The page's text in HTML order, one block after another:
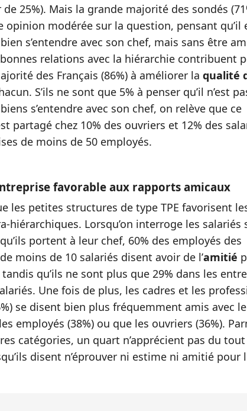
25%). Mais la grande majorité des sondés
opinion modérée sur la question, pensant qu’il
s’entendre avec son chef, mais sans être
relations avec la hiérarchie contribuent
des Français (86%) à améliorer la qualité
S’ils ne sont que 5% à penser qu’il n’est
s’entendre avec son chef, on relève que ce
partagé chez 10% des ouvriers et 12% des
de moins de 50 employés.
favorable aux rapports amicaux
les petites structures de type TPE favorisent
hiérarchiques. Lorsqu’on interroge les salariés
portent à leur chef, 60% des employés des
moins de 10 salariés disent avoir de l’amitié
qu’ils ne sont plus que 29% dans les
Une fois de plus, les cadres et les
se disent bien plus fréquemment amis avec
employés (38%) ou que les ouvriers (36%).
catégories, un quart n’apprécient pas du
disent n’éprouver ni estime ni amitié pour